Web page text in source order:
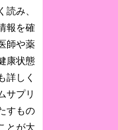
読み、
報を確
師や薬
康状態
詳しく
サプリ
すもの
とが大